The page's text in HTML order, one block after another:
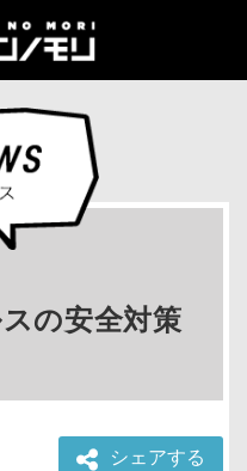
の安全対策
シェアする